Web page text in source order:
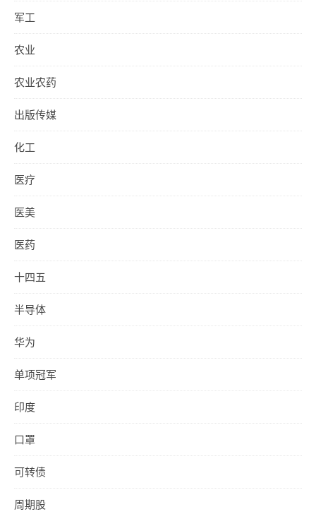
军工
农业
农业农药
出版传媒
化工
医疗
医美
医药
十四五
半导体
华为
单项冠军
印度
口罩
可转债
周期股